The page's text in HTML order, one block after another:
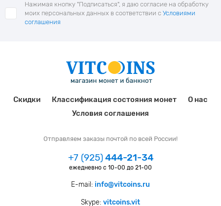
Нажимая кнопку "Подписаться", я даю согласие на обработку
моих персональных данных в соответствии с Условиями
соглашения
Скидки Классификация состояния монет
О нас
Условия соглашения
Отправляем заказы почтой по всей России!
+7 (925)444-21-34
ежедневно с 10-00 до 21-00
E-mail: info@vitcoins.ru
Skype: vitcoins.vit